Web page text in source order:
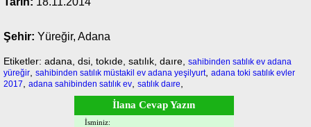
Şehir: Yüreğir, Adana
Etiketler: adana, dsi, tokıde, satılık, daıre, sahibinden satılık ev adana
yüreğir sahibinden satılık müstakil ev adana yeşilyurt, adana toki satılık evler
2017
adana sahibinden satılık ev satılık daıre
İlana Cevap Yazın
İsminiz: